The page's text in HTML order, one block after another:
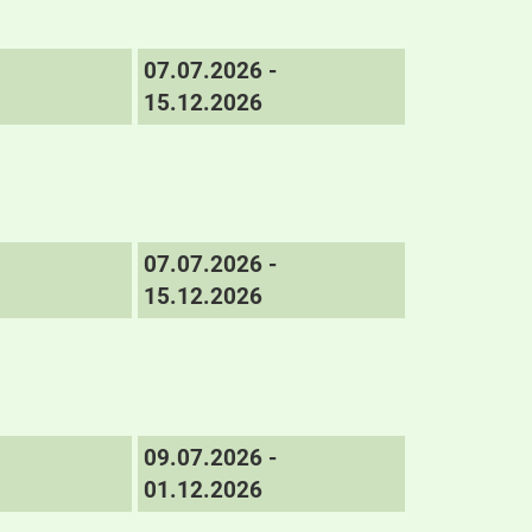
07.07.2026 -
15.12.2026
07.07.2026 -
15.12.2026
09.07.2026 -
01.12.2026